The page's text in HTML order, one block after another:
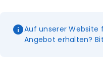
Auf unserer Website
Angebot erhalten?